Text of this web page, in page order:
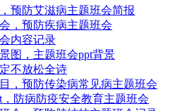
预防艾滋病主题班会简报
，预防疾病主题班会
内容记录
图，主题班会ppt背景
不放松全诗
，预防传染病常见病主题班会
防病防疫安全教育主题班会